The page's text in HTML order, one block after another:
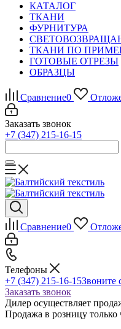
КАТАЛОГ
ТКАНИ
ФУРНИТУРА
ТКАНИ ПО
ГОТОВЫЕ ОТРЕЗЫ
ОБРАЗЦЫ
Сравнение0
Заказать звонок
+7 (347) 215-16-15
Сравнение0
Телефоны
+7 (347) 215-16-15Звоните
Заказать звонок
Дилер осуществляет
Продажа в розницу только